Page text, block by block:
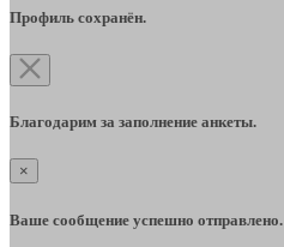
Профиль сохранён.
Благодарим за заполнение анкеты.
×
Ваше сообщение успешно отправлено.